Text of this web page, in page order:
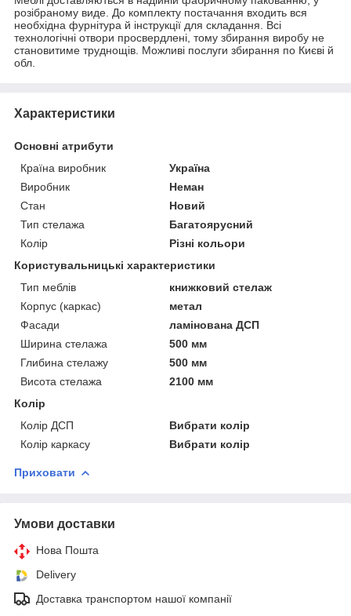
розібраному виде. До комплекту постачання входить вся
необхідна фурнітура й інструкції для складання. Всі
технологічні отвори просвердлені, тому збирання виробу не
становитиме труднощів. Можливі послуги збирання по Києві й
обл.
Характеристики
Основні атрибути
Країна виробник
Україна
Виробник
Неман
Стан
Новий
Тип стелажа
Багатоярусний
Колір
Різні кольори
Користувальницькі характеристики
Тип меблів
книжковий стелаж
Корпус (каркас)
метал
Фасади
ламінована ДСП
Ширина стелажа
500 мм
Глибина стелажу
500 мм
Висота стелажа
2100 мм
Колір
Колір ДСП
Вибрати колір
Колір каркасу
Вибрати колір
Приховати
Умови доставки
Нова Пошта
Delivery
Доставка транспортом нашої компанії